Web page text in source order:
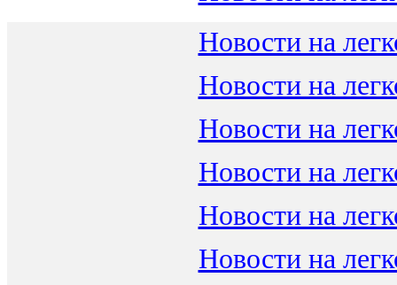
Новости на
Новости на
Новости на
Новости на
Новости на
Новости на